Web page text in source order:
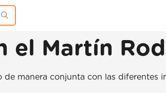
el Martín
manera conjunta con las diferentes